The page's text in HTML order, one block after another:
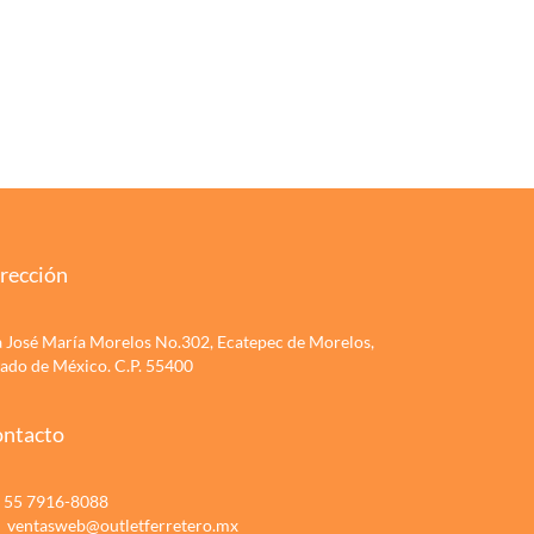
José María Morelos No.302, Ecatepec de Morelos,
de México. C.P. 55400
55 7916-8088
ventasweb@outletferretero.mx